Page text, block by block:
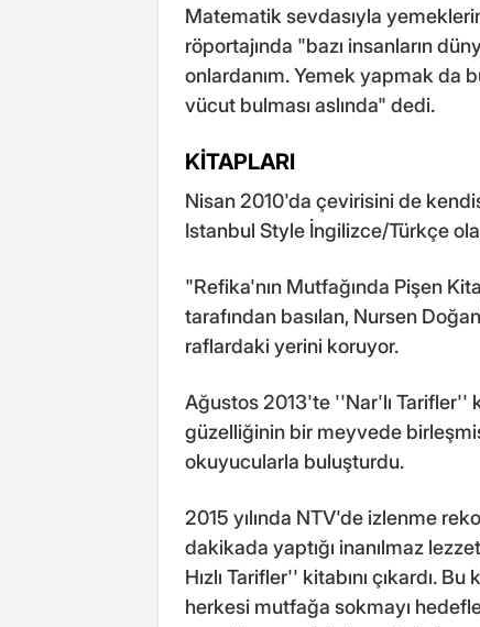
Matematik sevdasıyla
röportajında "bazı insanların
onlardanım. Yemek yapmak da
vücut bulması aslında" dedi.
KİTAPLARI
Nisan 2010'da çevirisini de
Istanbul Style İngilizce/Türkçe
"Refika'nın Mutfağında Pişen
tarafından basılan, Nursen
raflardaki yerini koruyor.
Ağustos 2013'te ''Nar'lı Tarifler''
güzelliğinin bir meyvede
okuyucularla buluşturdu.
2015 yılında NTV'de izlenme
dakikada yaptığı inanılmaz
Hızlı Tarifler'' kitabını çıkardı.
herkesi mutfağa sokmayı